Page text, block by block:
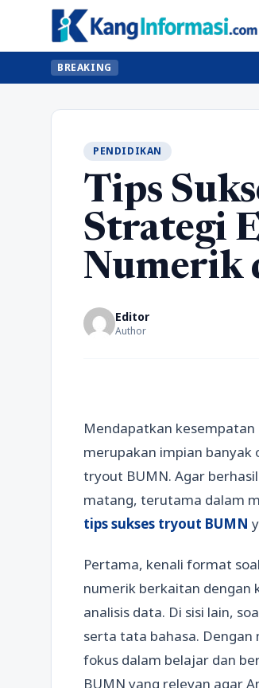
BREAKING
PENDIDIKAN
Tips
Strategi
Numerik
Editor
Author
Mendapatkan
merupakan impian banyak
tryout BUMN. Agar
matang, terutama dalam
tips sukses tryout BUMN
Pertama, kenali format
numerik berkaitan dengan
analisis data. Di sisi lain,
serta tata bahasa. Dengan
fokus dalam belajar dan
BUMN yang relevan agar